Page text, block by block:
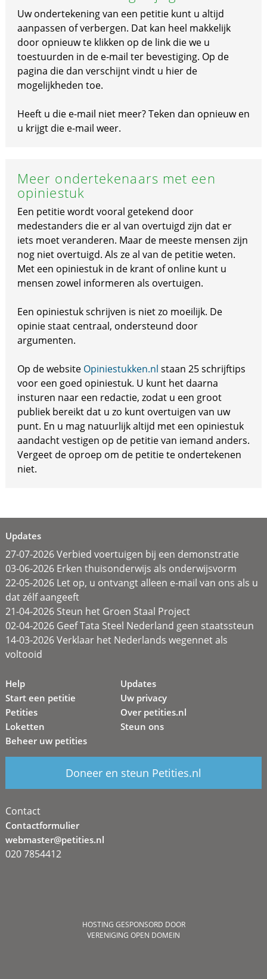
Uw ondertekening van een petitie kunt u altijd
aanpassen of verbergen. Dat kan heel makkelijk
door opnieuw te klikken op de link die we u
toestuurden in de e-mail ter bevestiging. Op de
pagina die dan verschijnt vindt u hier de
mogelijkheden toe.
Heeft u die e-mail niet meer? Teken dan opnieuw en
u krijgt die e-mail weer.
Meer ondertekenaars met een
opiniestuk
Een petitie wordt vooral getekend door
medestanders die er al van overtuigd zijn dat er
iets moet veranderen. Maar de meeste mensen zijn
nog niet overtuigd. Als ze al van de petitie weten.
Met een opiniestuk in de krant of online kunt u
mensen zowel informeren als overtuigen.
Een opiniestuk schrijven is niet zo moeilijk. De
opinie staat centraal, ondersteund door
argumenten.
Op de website Opiniestukken.nl staan 25 schrijftips
voor een goed opiniestuk. U kunt het daarna
insturen naar een redactie, zodat u een groot
publiek bereikt dat u zo kunt overtuigen van uw
punt. En u mag natuurlijk altijd met een opiniestuk
aandacht vestigen op de petitie van iemand anders.
Vergeet de oproep om de petitie te ondertekenen
niet.
Updates
27-07-2026 Verbied voertuigen bij een demonstratie
03-06-2026 Erken thuisonderwijs als onderwijsvorm
22-05-2026 Let op, u ontvangt alleen e-mail van ons als u
dat zélf aangeeft
21-04-2026 Steun het Groen Staal Project
02-04-2026 Geef Tata Steel Nederland geen staatssteun
14-03-2026 Verklaar het Nederlands wegennet als
voltooid
Help
Start een petitie
Petities
Loketten
Beheer uw petities
Updates
Uw privacy
Over petities.nl
Steun ons
Doneer en steun Petities.nl
Contact
Contactformulier
webmaster@petities.nl
020 7854412
HOSTING GESPONSORD DOOR
VERENIGING OPEN DOMEIN